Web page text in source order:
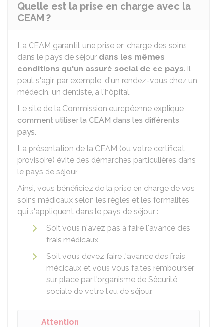
Quelle est la prise en charge avec la
CEAM ?
La CEAM garantit une prise en charge des soins
dans le pays de séjour dans les mêmes
conditions qu'un assuré social de ce pays. Il
peut s'agir, par exemple, d'un rendez-vous chez un
médecin, un dentiste, à l'hôpital.
Le site de la Commission européenne explique
comment utiliser la CEAM dans les différents
pays.
La présentation de la CEAM (ou votre certificat
provisoire) évite des démarches particulières dans
le pays de séjour.
Ainsi, vous bénéficiez de la prise en charge de vos
soins médicaux selon les règles et les formalités
qui s'appliquent dans le pays de séjour :
Soit vous n'avez pas à faire l'avance des
frais médicaux
Soit vous devez faire l'avance des frais
médicaux et vous vous faites rembourser
sur place par l'organisme de Sécurité
sociale de votre lieu de séjour.
Attention